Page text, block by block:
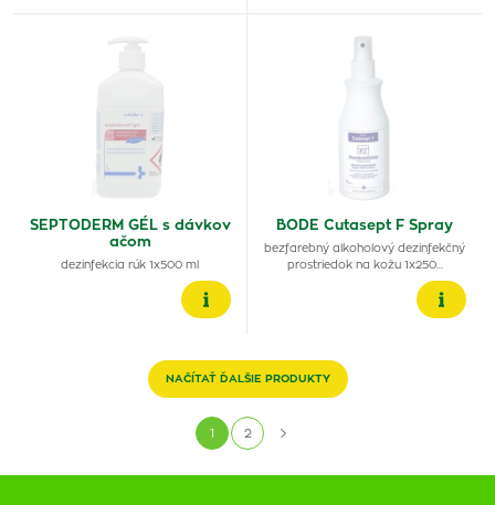
SEPTODERM GÉL s dávkov
ačom
dezinfekcia rúk 1x500 ml
BODE Cutasept F Spray
bezfarebný alkoholový dezinfekčný
prostriedok na kožu 1x250…
NAČÍTAŤ ĎALŠIE PRODUKTY
1 2